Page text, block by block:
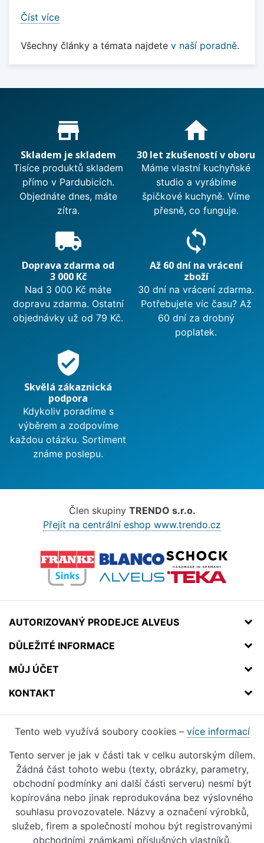
Číst více
Všechny články a témata najdete v naší poradně.
Proč nakupovat u nás?
store_mall_directory
Skladem je skladem
Tisíce produktů skladem
přímo v Pardubicích.
Objednáte dnes, máte
zítra.
home
30 let zkušeností v oboru
Máme vlastní kuchyňské
studio a vyrábíme
špičkové kuchyně. Víme
přesně, co funguje.
local_shipping
Doprava zdarma od
3 000 Kč
Nad 3 000 Kč máte
dopravu zdarma. Ostatní
objednávky už od 79 Kč.
sync
Až 60 dní na vrácení
zboží
30 dní na vrácení zdarma.
Potřebujete víc času? Až
60 dní za drobný
poplatek.
verified_user
Skvělá zákaznická
podpora
Kdykoliv poradíme s
výběrem a zodpovíme
každou otázku. Sortiment
známe poslepu.
Člen skupiny TRENDO s.r.o.
Přejít na centrální eshop www.trendo.cz
AUTORIZOVANÝ PRODEJCE ALVEUS
DŮLEŽITÉ INFORMACE
MŮJ ÚČET
KONTAKT
Tento web využívá soubory cookies – více informací
Tento server je jak v části tak v celku autorským dílem.
Žádná část tohoto webu (texty, obrázky, parametry,
obchodní podmínky ani další části serveru) nesmí být
kopírována nebo jinak reprodukována bez výslovného
souhlasu provozovatele. Názvy a označení výrobků,
služeb, firem a společností mohou být registrovanými
obchodními známkami příslušných vlastníků.